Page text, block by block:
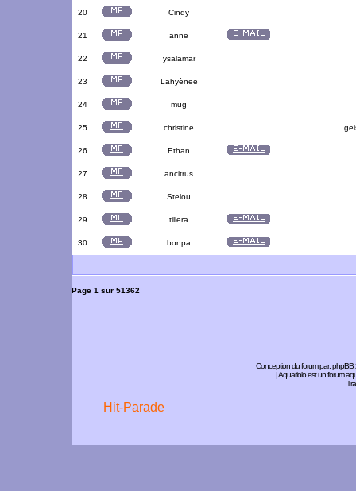
20 Cindy
21 anne
22 ysalamar
23 Lahyènee
24 mug
25 christine
26 Ethan
27 ancitrus
28 Stelou
29 tillera
30 bonpa
Page 1 sur 51362
Conception du forum par:phpBB
| Aquariolo est un forum